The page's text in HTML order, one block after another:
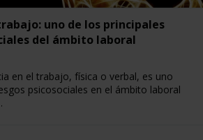
uno de los principales
del ámbito laboral
en el trabajo, física o verbal, es uno
psicosociales en el ámbito laboral